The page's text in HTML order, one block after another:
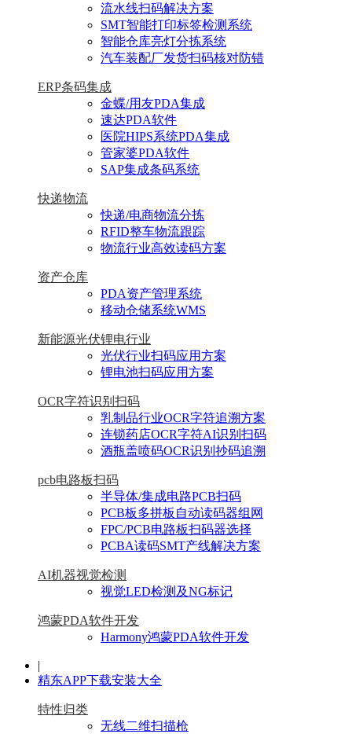
流水线扫码解决方案
SMT智能打印标签检测系统
智能仓库亮灯分拣系统
汽车装配厂发货扫码核对防错
ERP条码集成
金蝶/用友PDA集成
速达PDA软件
医院HIPS系统PDA集成
管家婆PDA软件
SAP集成条码系统
快递物流
快递/电商物流分拣
RFID整车物流跟踪
物流行业高效读码方案
资产仓库
PDA资产管理系统
移动仓储系统WMS
新能源光伏锂电行业
光伏行业扫码应用方案
锂电池扫码应用方案
OCR字符识别扫码
乳制品行业OCR字符追溯方案
连锁药店OCR字符AI识别扫码
酒瓶盖喷码OCR识别抄码追溯
pcb电路板扫码
半导体/集成电路PCB扫码
PCB板多拼板自动读码器组网
FPC/PCB电路板扫码器选择
PCBA读码SMT产线解决方案
AI机器视觉检测
视觉LED检测及NG标记
鸿蒙PDA软件开发
Harmony鸿蒙PDA软件开发
|
精东APP下载安装大全
特性归类
无线二维扫描枪